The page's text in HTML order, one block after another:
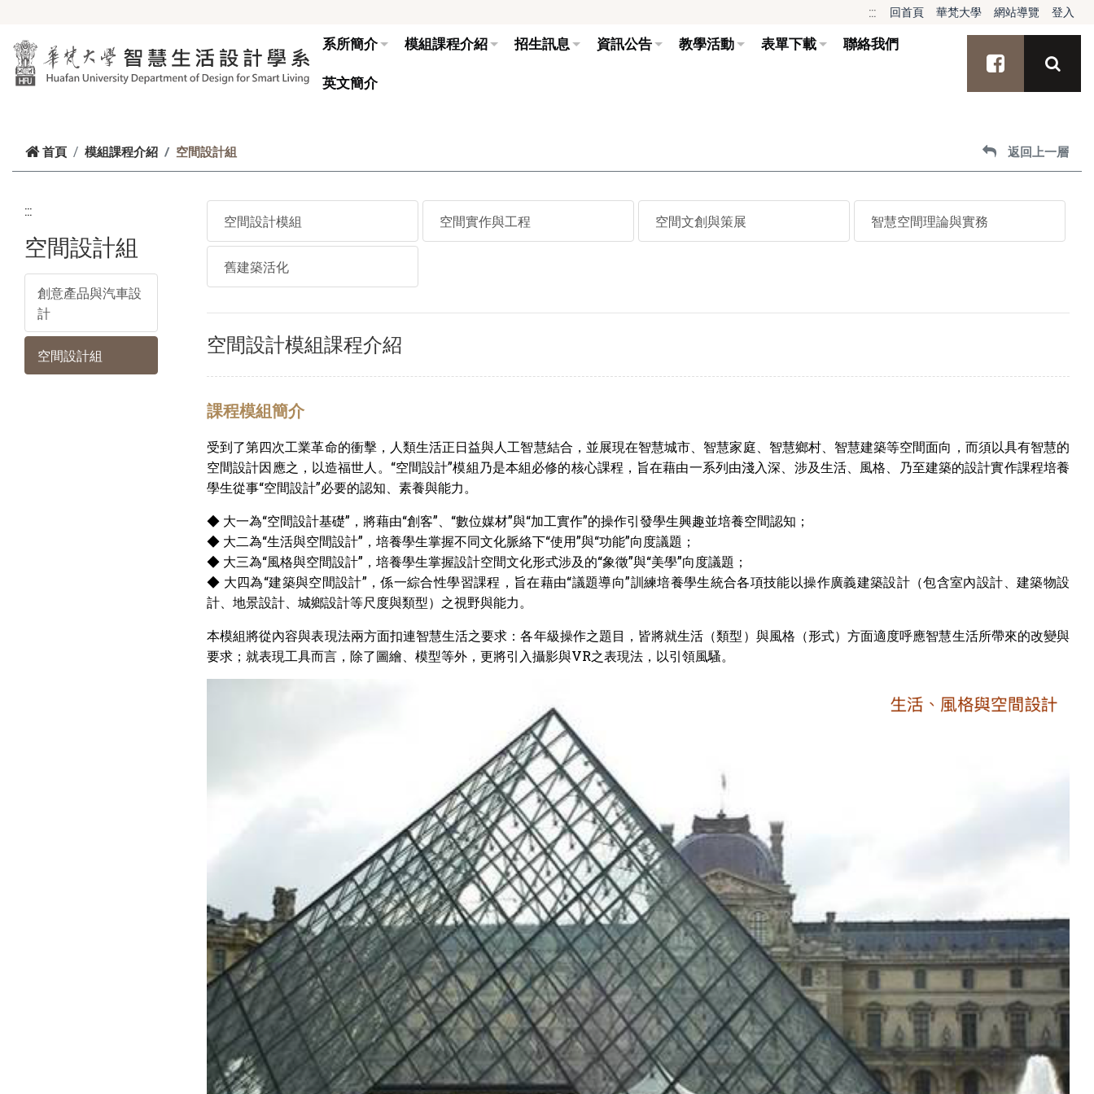
::: 回首頁 華梵大學 網站導覽 登入
系所簡介 模組課程介紹 招生訊息 資訊公告 教學活動 表單下載 聯絡我們
英文簡介 facebook
搜尋
首頁 模組課程介紹 空間設計組 返回上一層
:::
空間設計組
創意產品與汽車設
計
空間設計組
空間設計模組 空間實作與工程 空間文創與策展 智慧空間理論與實務
舊建築活化
空間設計模組課程介紹
課程模組簡介
受到了第四次工業革命的衝擊，人類生活正日益與人工智慧結合，並展現在智慧城市、智慧家庭、智慧鄉村、智慧建築等空間面向，而須以具有智慧的
空間設計因應之，以造福世人。“空間設計”模組乃是本組必修的核心課程，旨在藉由一系列由淺入深、涉及生活、風格、乃至建築的設計實作課程培養
學生從事“空間設計”必要的認知、素養與能力。
◆ 大一為“空間設計基礎”，將藉由“創客”、“數位媒材”與“加工實作”的操作引發學生興趣並培養空間認知；
◆ 大二為“生活與空間設計”，培養學生掌握不同文化脈絡下“使用”與“功能”向度議題；
◆ 大三為“風格與空間設計”，培養學生掌握設計空間文化形式涉及的“象徵”與“美學”向度議題；
◆ 大四為“建築與空間設計”，係一綜合性學習課程，旨在藉由“議題導向”訓練培養學生統合各項技能以操作廣義建築設計（包含室內設計、建築物設
計、地景設計、城鄉設計等尺度與類型）之視野與能力。
本模組將從內容與表現法兩方面扣連智慧生活之要求：各年級操作之題目，皆將就生活（類型）與風格（形式）方面適度呼應智慧生活所帶來的改變與
要求；就表現工具而言，除了圖繪、模型等外，更將引入攝影與VR之表現法，以引領風騷。